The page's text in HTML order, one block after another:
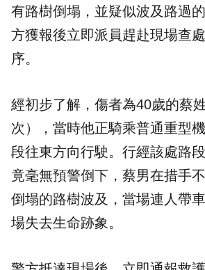
有路樹倒塌，並疑似波及路過
方獲報後立即派員趕赴現場查
序。
經初步了解，傷者為40歲的蔡
次），當時他正騎乘普通重型
段往東方向行駛。行經該處路
竟毫無預警倒下，蔡男在措手
倒塌的路樹波及，當場連人帶
場失去生命跡象。